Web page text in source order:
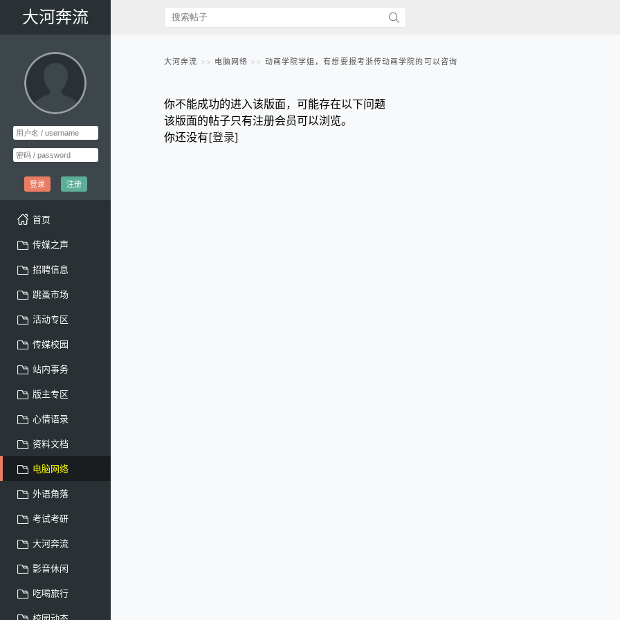
大河奔流
登录 注册
首页
传媒之声
招聘信息
跳蚤市场
活动专区
传媒校园
站内事务
版主专区
心情语录
资料文档
电脑网络
外语角落
考试考研
大河奔流
影音休闲
吃喝旅行
大河奔流 电脑网络 动画学院学姐，有想要报考浙传动画学院的可以咨询
你不能成功的进入该版面，可能存在以下问题
该版面的帖子只有注册会员可以浏览。
你还没有[登录]